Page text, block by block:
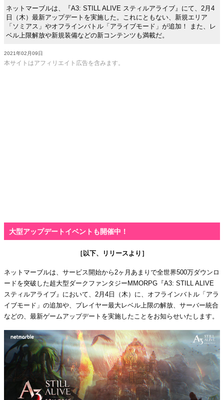
ネットマーブルは、『A3: STILL ALIVE スティルアライブ』にて、2月4
日（木）最新アップデートを実施した。これにともない、新規エリア
「ソミアス」やオフラインバトル「アライブモード」が追加！ また、レ
ベル上限解放や新規装備などの新コンテンツも満載だ。
2021年02月09日
本サイトはアフィリエイト広告を含みます。
大型アップデートイベントも開催中！
［以下、リリースより］
ネットマーブルは、サービス開始から2ヶ月あまりで全世界500万ダウンロ
ードを突破した超大型ダークファンタジーMMORPG『A3: STILL ALIVE
スティルアライブ』において、2月4日（木）に、オフラインバトル「アラ
イブモード」の追加や、プレイヤー最大レベル上限の解放、サーバー統合
などの、最新ゲームアップデートを実施したことをお知らせいたします。